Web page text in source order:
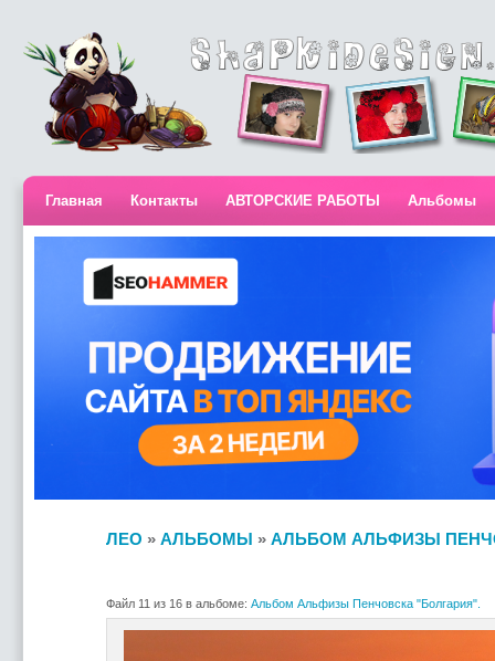
Главная Контакты АВТОРСКИЕ РАБОТЫ Альбомы
ЛЕО » АЛЬБОМЫ » АЛЬБОМ АЛЬФИЗЫ
Файл 11 из 16 в альбоме: Альбом Альфизы Пенчовска "Болгария".